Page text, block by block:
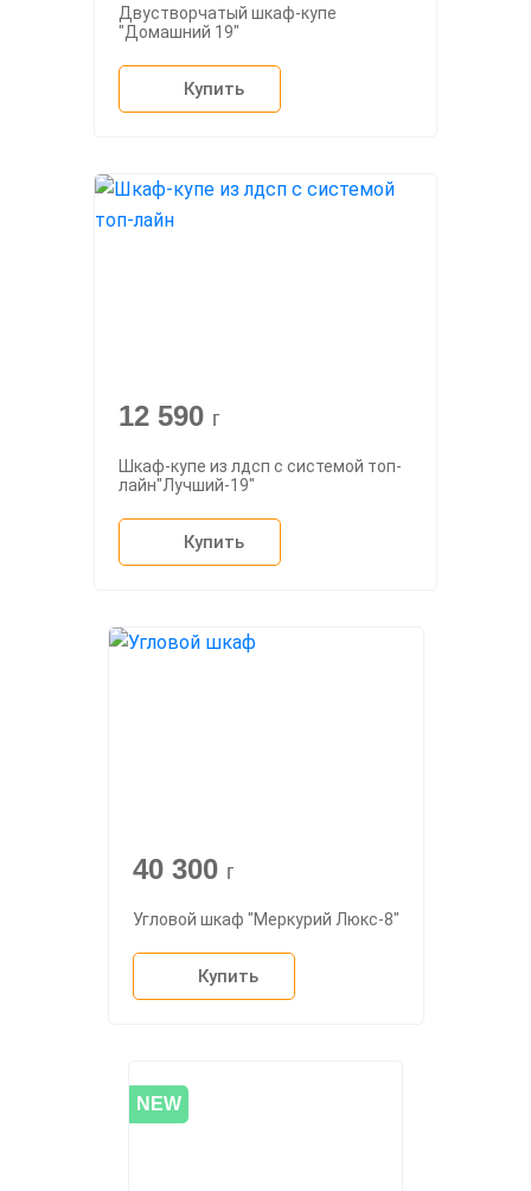
Двустворчатый шкаф-купе
"Домашний 19"
Купить
12 590 г
Шкаф-купе из лдсп с системой топ-
лайн"Лучший-19"
Купить
40 300 г
Угловой шкаф "Меркурий Люкс-8"
Купить
NEW